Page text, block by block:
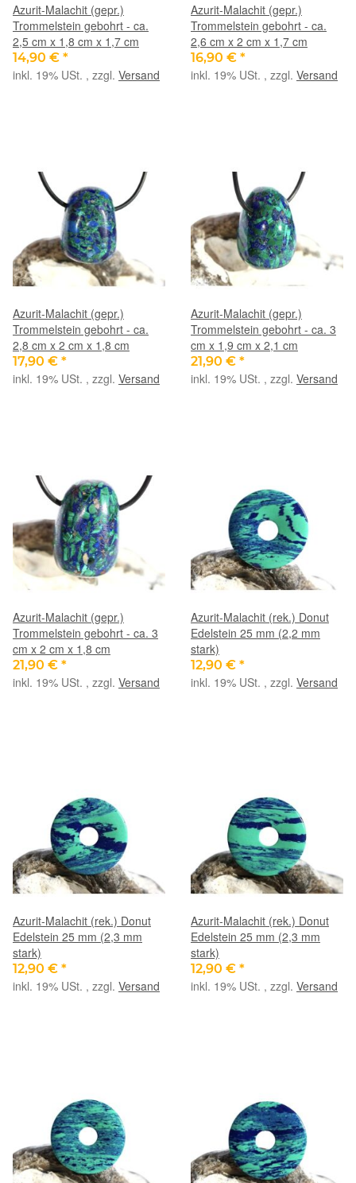
Azurit-Malachit (gepr.)
Trommelstein gebohrt - ca.
2,5 cm x 1,8 cm x 1,7 cm
14,90 € *
inkl. 19% USt. , zzgl. Versand
Azurit-Malachit (gepr.)
Trommelstein gebohrt - ca.
2,6 cm x 2 cm x 1,7 cm
16,90 € *
inkl. 19% USt. , zzgl. Versand
Azurit-Malachit (gepr.)
Trommelstein gebohrt - ca.
2,8 cm x 2 cm x 1,8 cm
17,90 € *
inkl. 19% USt. , zzgl. Versand
Azurit-Malachit (gepr.)
Trommelstein gebohrt - ca. 3
cm x 1,9 cm x 2,1 cm
21,90 € *
inkl. 19% USt. , zzgl. Versand
Azurit-Malachit (gepr.)
Trommelstein gebohrt - ca. 3
cm x 2 cm x 1,8 cm
21,90 € *
inkl. 19% USt. , zzgl. Versand
Azurit-Malachit (rek.) Donut
Edelstein 25 mm (2,2 mm
stark)
12,90 € *
inkl. 19% USt. , zzgl. Versand
Azurit-Malachit (rek.) Donut
Edelstein 25 mm (2,3 mm
stark)
12,90 € *
inkl. 19% USt. , zzgl. Versand
Azurit-Malachit (rek.) Donut
Edelstein 25 mm (2,3 mm
stark)
12,90 € *
inkl. 19% USt. , zzgl. Versand